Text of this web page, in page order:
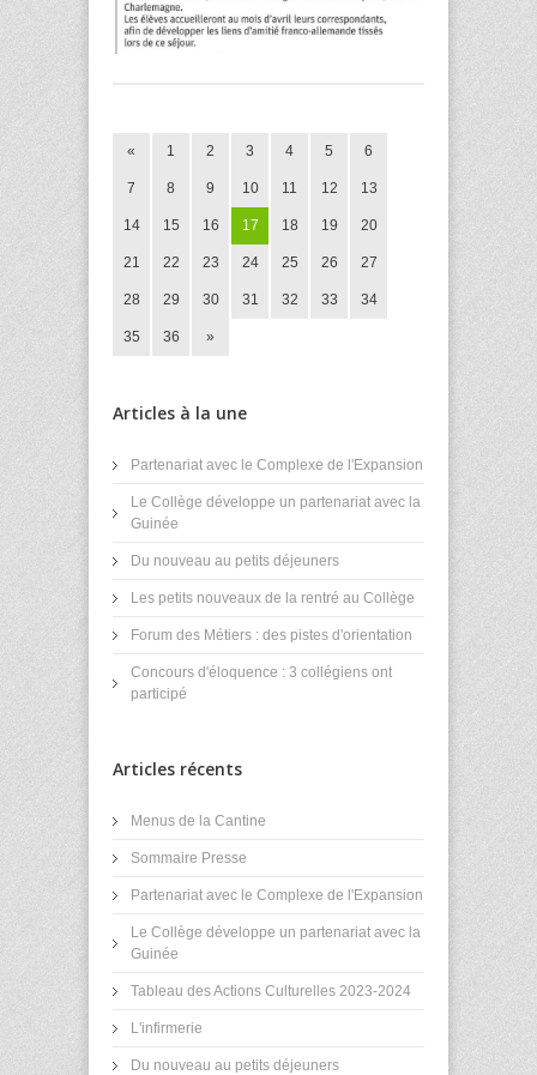
« 1 2 3 4 5 6
7 8 9 10 11 12 13
14 15 16 17 18 19 20
21 22 23 24 25 26 27
28 29 30 31 32 33 34
35 36 »
Articles à la une
Partenariat avec le Complexe de l'Expansion
Le Collège développe un partenariat avec la
Guinée
Du nouveau au petits déjeuners
Les petits nouveaux de la rentré au Collège
Forum des Métiers : des pistes d'orientation
Concours d'éloquence : 3 collégiens ont
participé
Articles récents
Menus de la Cantine
Sommaire Presse
Partenariat avec le Complexe de l'Expansion
Le Collège développe un partenariat avec la
Guinée
Tableau des Actions Culturelles 2023-2024
L'infirmerie
Du nouveau au petits déjeuners